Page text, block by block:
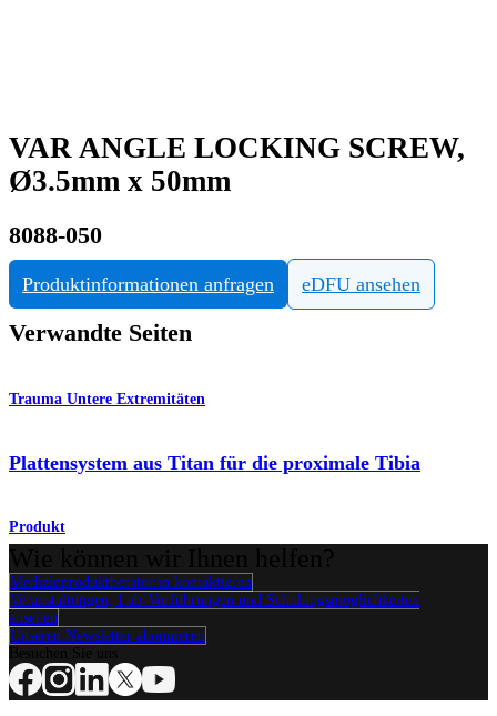
VAR ANGLE LOCKING SCREW,
Ø3.5mm x 50mm
8088-050
Produktinformationen anfragen eDFU ansehen
Verwandte Seiten
Trauma Untere Extremitäten
Plattensystem aus Titan für die proximale Tibia
Produkt
Medizinproduktberater:in kontaktieren
Veranstaltungen, Lab-Vorführungen und Schulungsmöglichkeiten
ansehen
Unseren Newsletter abonnieren